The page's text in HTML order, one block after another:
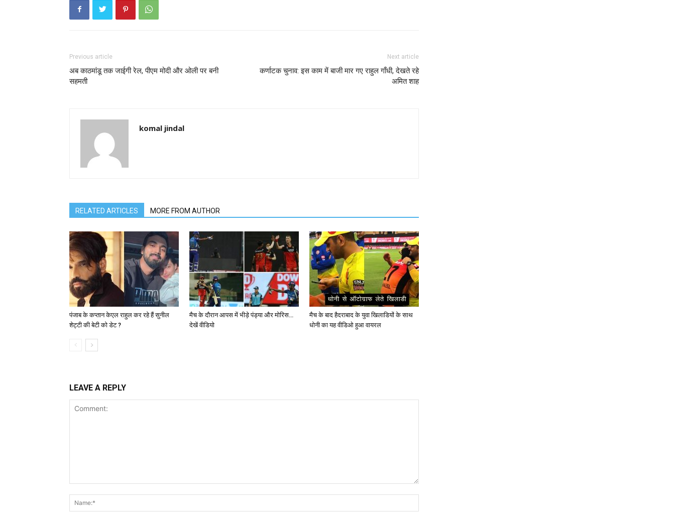
Previous article
अब काठमांडू तक जाईगी रेल, पीएम मोदी और ओली पर बनी
सहमती
Next article
कर्णाटक चुनाव: इस काम में बाजी मार गए राहुल गाँधी, देखते रहे
अमित शाह
komal jindal
RELATED ARTICLES MORE FROM AUTHOR
पंजाब के कप्तान केएल राहुल कर रहे हैं सुनील
शेट्टी की बेटी को डेट ?
मैच के दौरान आपस में भीड़े पंड्या और मोरिस…
देखें वीडियो
मैच के बाद हैदराबाद के युवा खिलाडियों के साथ
धोनी का यह वीडिओ हुआ वायरल
LEAVE A REPLY